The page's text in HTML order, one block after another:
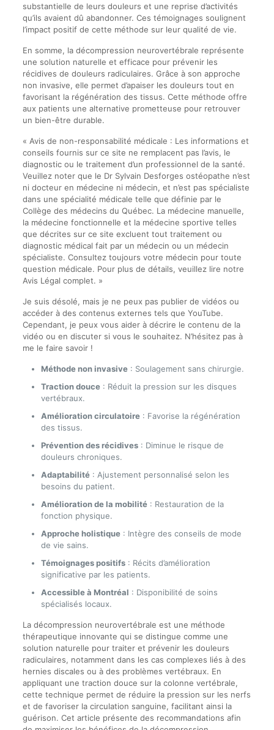
substantielle de leurs douleurs et une reprise d’activités
qu’ils avaient dû abandonner. Ces témoignages soulignent
l’impact positif de cette méthode sur leur qualité de vie.
En somme, la décompression neurovertébrale représente
une solution naturelle et efficace pour prévenir les
récidives de douleurs radiculaires. Grâce à son approche
non invasive, elle permet d’apaiser les douleurs tout en
favorisant la régénération des tissus. Cette méthode offre
aux patients une alternative prometteuse pour retrouver
un bien-être durable.
« Avis de non-responsabilité médicale : Les informations et
conseils fournis sur ce site ne remplacent pas l’avis, le
diagnostic ou le traitement d’un professionnel de la santé.
Veuillez noter que le Dr Sylvain Desforges ostéopathe n’est
ni docteur en médecine ni médecin, et n’est pas spécialiste
dans une spécialité médicale telle que définie par le
Collège des médecins du Québec. La médecine manuelle,
la médecine fonctionnelle et la médecine sportive telles
que décrites sur ce site excluent tout traitement ou
diagnostic médical fait par un médecin ou un médecin
spécialiste. Consultez toujours votre médecin pour toute
question médicale. Pour plus de détails, veuillez lire notre
Avis Légal complet. »
Je suis désolé, mais je ne peux pas publier de vidéos ou
accéder à des contenus externes tels que YouTube.
Cependant, je peux vous aider à décrire le contenu de la
vidéo ou en discuter si vous le souhaitez. N’hésitez pas à
me le faire savoir !
Méthode non invasive: Soulagement sans chirurgie.
Traction douce: Réduit la pression sur les disques
vertébraux.
Amélioration circulatoire: Favorise la régénération
des tissus.
Prévention des récidives: Diminue le risque de
douleurs chroniques.
Adaptabilité: Ajustement personnalisé selon les
besoins du patient.
Amélioration de la mobilité: Restauration de la
fonction physique.
Approche holistique: Intègre des conseils de mode
de vie sains.
Témoignages positifs: Récits d’amélioration
significative par les patients.
Accessible à Montréal : Disponibilité de soins
spécialisés locaux.
La décompression neurovertébrale est une méthode
thérapeutique innovante qui se distingue comme une
solution naturelle pour traiter et prévenir les douleurs
radiculaires, notamment dans les cas complexes liés à des
hernies discales ou à des problèmes vertébraux. En
appliquant une traction douce sur la colonne vertébrale,
cette technique permet de réduire la pression sur les nerfs
et de favoriser la circulation sanguine, facilitant ainsi la
guérison. Cet article présente des recommandations afin